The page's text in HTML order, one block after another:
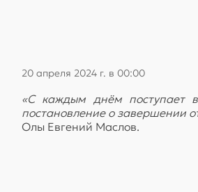
20 апреля 2024 г. в 00:00
«С каждым днём поступает
постановление о завершении
Олы Евгений Маслов.